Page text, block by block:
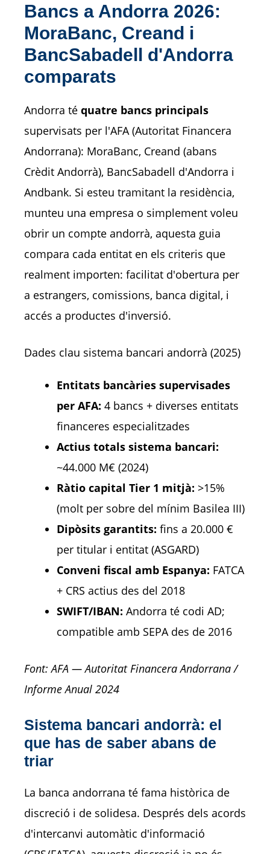
Bancs a Andorra 2026:
MoraBanc, Creand i
BancSabadell d'Andorra
comparats
Andorra té quatre bancs principals
supervisats per l'AFA (Autoritat Financera
Andorrana): MoraBanc, Creand (abans
Crèdit Andorrà), BancSabadell d'Andorra i
Andbank. Si esteu tramitant la residència,
munteu una empresa o simplement voleu
obrir un compte andorrà, aquesta guia
compara cada entitat en els criteris que
realment importen: facilitat d'obertura per
a estrangers, comissions, banca digital, i
accés a productes d'inversió.
Dades clau sistema bancari andorrà (2025)
Entitats bancàries supervisades
per AFA: 4 bancs + diverses entitats
financeres especialitzades
Actius totals sistema bancari:
~44.000 M€ (2024)
Ràtio capital Tier 1 mitjà: >15%
(molt per sobre del mínim Basilea III)
Dipòsits garantits: fins a 20.000 €
per titular i entitat (ASGARD)
Conveni fiscal amb Espanya: FATCA
+ CRS actius des del 2018
SWIFT/IBAN: Andorra té codi AD;
compatible amb SEPA des de 2016
Font: AFA — Autoritat Financera Andorrana /
Informe Anual 2024
Sistema bancari andorrà: el
que has de saber abans de
triar
La banca andorrana té fama històrica de
discreció i de solidesa. Després dels acords
d'intercanvi automàtic d'informació